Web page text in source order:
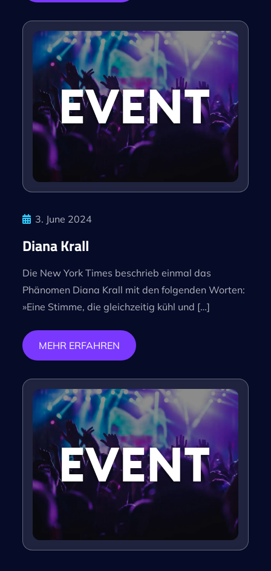
3. June 2024
Diana Krall
Die New York Times beschrieb einmal das
Phänomen Diana Krall mit den folgenden Worten:
»Eine Stimme, die gleichzeitig kühl und […]
MEHR ERFAHREN